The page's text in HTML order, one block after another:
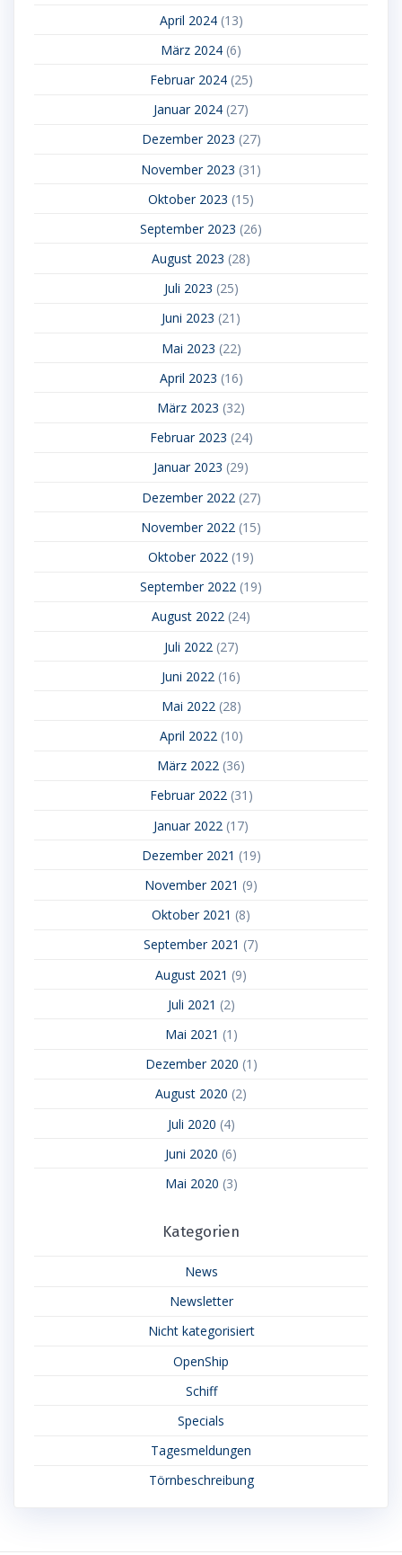
April 2024(13)
März 2024 (6)
Februar 2024(25)
Januar 2024 (27)
Dezember 2023 (27)
November 2023 (31)
Oktober 2023 (15)
September 2023 (26)
August 2023 (28)
Juli 2023 (25)
Juni 2023 (21)
Mai 2023 (22)
April 2023 (16)
März 2023 (32)
Februar 2023 (24)
Januar 2023 (29)
Dezember 2022 (27)
November 2022 (15)
Oktober 2022 (19)
September 2022 (19)
August 2022 (24)
Juli 2022 (27)
Juni 2022 (16)
Mai 2022(28)
April 2022(10)
März 2022 (36)
Februar 2022(31)
Januar 2022 (17)
Dezember 2021 (19)
November 2021 (9)
Oktober 2021 (8)
September 2021 (7)
August 2021 (9)
Juli 2021 (2)
Mai 2021 (1)
Dezember 2020 (1)
August 2020 (2)
Juli 2020 (4)
Juni 2020 (6)
Mai 2020 (3)
Kategorien
News
Newsletter
Nicht kategorisiert
OpenShip
Schiff
Specials
Tagesmeldungen
Törnbeschreibung